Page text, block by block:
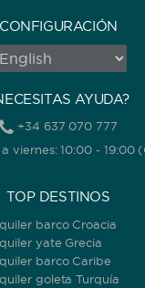
CONFIGURACIÓN
AYUDA?
+34 637 070 777
viernes: 10:00 - 19:00
TOP DESTINOS
barco Croacia
yate Grecia
barco Caribe
goleta Turquía